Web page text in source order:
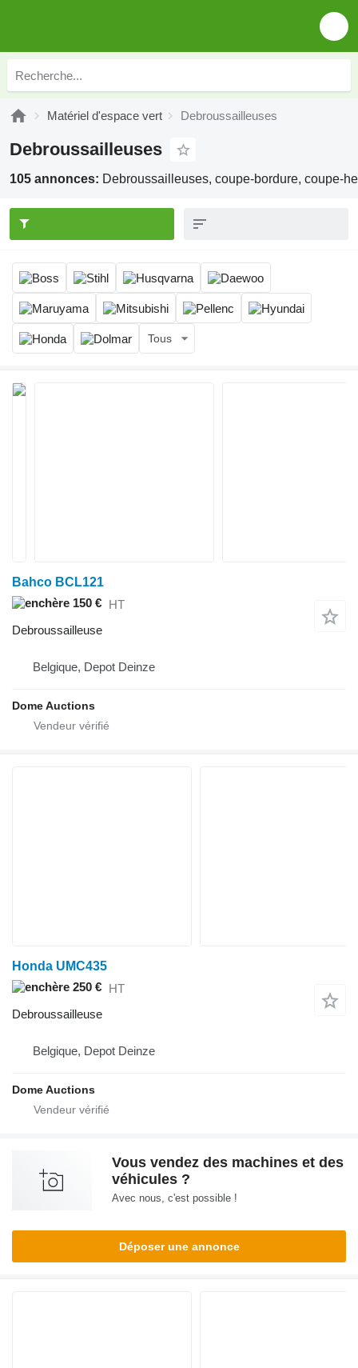
Matériel d'espace vert Debroussailleuses
Debroussailleuses
105 annonces: Debroussailleuses, coupe-bordure, coupe-
Tous
Bahco BCL121
150 € HT
Debroussailleuse
Belgique, Depot Deinze
Dome Auctions
Honda UMC435
250 € HT
Debroussailleuse
Belgique, Depot Deinze
Dome Auctions
Vous vendez des machines et des
véhicules ?
Avec nous, c'est possible !
Déposer une annonce